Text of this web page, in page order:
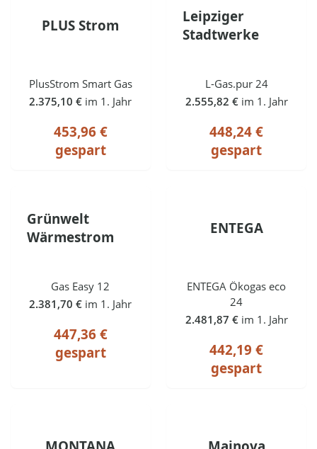
PLUS Strom
PlusStrom Smart Gas
2.375,10 € im 1. Jahr
453,96 €
gespart
Leipziger
Stadtwerke
L-Gas.pur 24
2.555,82 € im 1. Jahr
448,24 €
gespart
Grünwelt
Wärmestrom
Gas Easy 12
2.381,70 € im 1. Jahr
447,36 €
gespart
ENTEGA
ENTEGA Ökogas eco
24
2.481,87 € im 1. Jahr
442,19 €
gespart